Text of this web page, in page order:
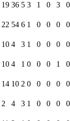
19 36 5 3 1 0 3
0
22 54 6 1 0 0 0
0
10 4 3 1 0 0 0
0
10 4 1 0 0 0 1
0
14 10 2 0 0 0 0
0
2 4 3 1 0 0 0
0